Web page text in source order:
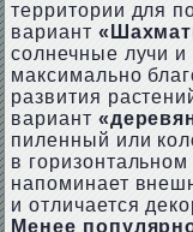
территории для
вариант
солнечные лучи и
максимально
развития
вариант
пиленный или
в
напоминает
и отличается
Менее